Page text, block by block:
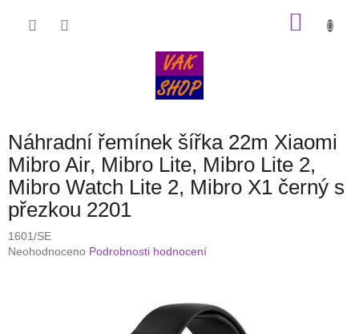
Náhradní řemínek šířka 22m Xiaomi
Mibro Air, Mibro Lite, Mibro Lite 2,
Mibro Watch Lite 2, Mibro X1 černý s
přezkou 2201
1601/SE
Průměrné
Neohodnoceno Podrobnosti hodnocení